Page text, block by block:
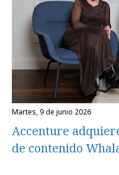
martes, 9 de junio 2026
Accenture
de contenido